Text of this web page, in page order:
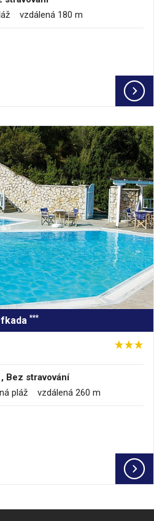
vzdálená 180 m
***
Bez stravování
pláž vzdálená 260 m